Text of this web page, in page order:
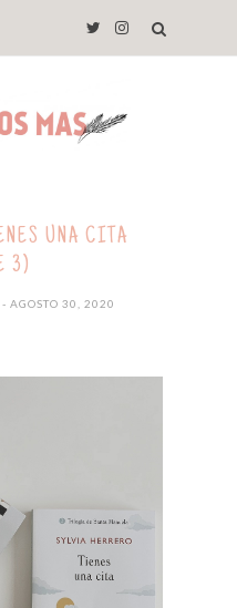
UNA CITA
3)
- AGOSTO 30, 2020